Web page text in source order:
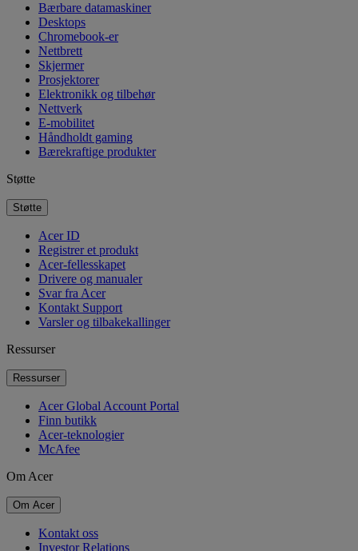
Bærbare datamaskiner
Desktops
Chromebook-er
Nettbrett
Skjermer
Prosjektorer
Elektronikk og tilbehør
Nettverk
E-mobilitet
Håndholdt gaming
Bærekraftige produkter
Støtte
Støtte
Acer ID
Registrer et produkt
Acer-fellesskapet
Drivere og manualer
Svar fra Acer
Kontakt Support
Varsler og tilbakekallinger
Ressurser
Ressurser
Acer Global Account Portal
Finn butikk
Acer-teknologier
McAfee
Om Acer
Om Acer
Kontakt oss
Investor Relations